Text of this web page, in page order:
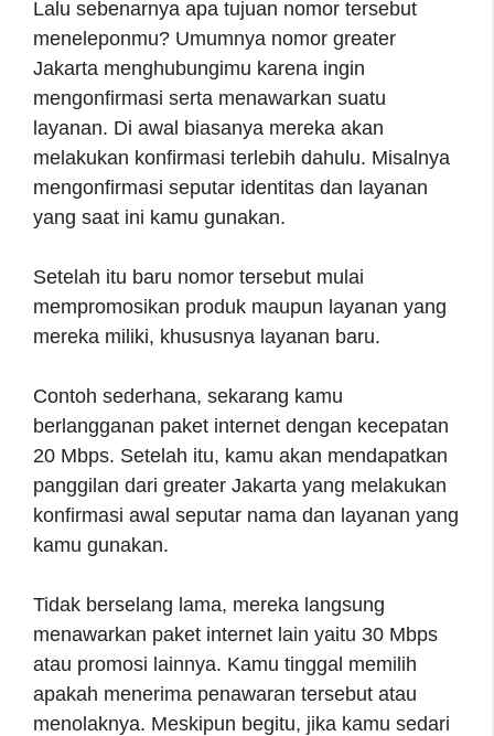
Lalu sebenarnya apa tujuan nomor tersebut
meneleponmu? Umumnya nomor greater
Jakarta menghubungimu karena ingin
mengonfirmasi serta menawarkan suatu
layanan. Di awal biasanya mereka akan
melakukan konfirmasi terlebih dahulu. Misalnya
mengonfirmasi seputar identitas dan layanan
yang saat ini kamu gunakan.
Setelah itu baru nomor tersebut mulai
mempromosikan produk maupun layanan yang
mereka miliki, khususnya layanan baru.
Contoh sederhana, sekarang kamu
berlangganan paket internet dengan kecepatan
20 Mbps. Setelah itu, kamu akan mendapatkan
panggilan dari greater Jakarta yang melakukan
konfirmasi awal seputar nama dan layanan yang
kamu gunakan.
Tidak berselang lama, mereka langsung
menawarkan paket internet lain yaitu 30 Mbps
atau promosi lainnya. Kamu tinggal memilih
apakah menerima penawaran tersebut atau
menolaknya. Meskipun begitu, jika kamu sedari